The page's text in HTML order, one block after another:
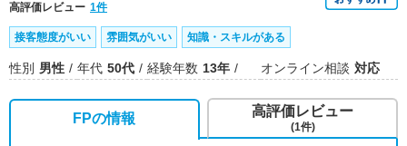
高評価レビュー 1件
接客態度がいい 雰囲気がいい 知識・スキルがある
性別 男性 年代 50代 経験年数 13年 オンライン相談 対応
FPの情報 高評価レビュー
(1件)